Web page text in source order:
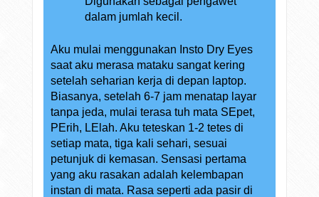
dalam jumlah kecil.
Aku mulai menggunakan Insto Dry Eyes
saat aku merasa mataku sangat kering
setelah seharian kerja di depan laptop.
Biasanya, setelah 6-7 jam menatap layar
tanpa jeda, mulai terasa tuh mata SEpet,
PErih, LElah. Aku teteskan 1-2 tetes di
setiap mata, tiga kali sehari, sesuai
petunjuk di kemasan. Sensasi pertama
yang aku rasakan adalah kelembapan
instan di mata. Rasa seperti ada pasir di